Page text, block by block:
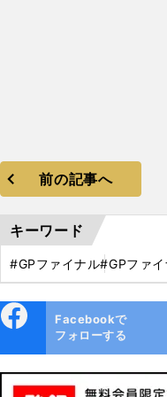
前の記事へ
キーワード
#GPファイナル#GPファ
ok
Facebookで
フォローする